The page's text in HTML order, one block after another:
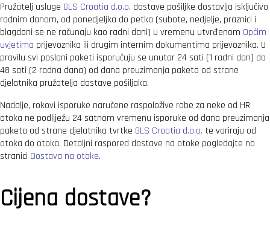
Pružatelj usluge GLS Croatia d.o.o. dostave pošiljke dostavlja isključivo
radnim danom, od ponedjeljka do petka (subote, nedjelje, praznici i
blagdani se ne računaju kao radni dani) u vremenu utvrđenom Općim
uvjetima prijevoznika ili drugim internim dokumentima prijevoznika. U
pravilu svi poslani paketi isporučuju se unutar 24 sati (1 radni dan) do
48 sati (2 radna dana) od dana preuzimanja paketa od strane
djelatnika pružatelja dostave pošiljaka.
Nadalje, rokovi isporuke naručene raspoložive robe za neke od HR
otoka ne podliježu 24 satnom vremenu isporuke od dana preuzimanja
paketa od strane djelatnika tvrtke GLS Croatia d.o.o. te variraju od
otoka do otoka. Detaljni raspored dostave na otoke pogledajte na
stranici Dostava na otoke.
Cijena dostave?